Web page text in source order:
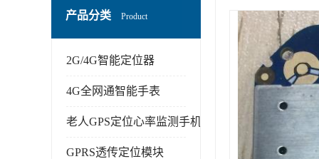
产品分类 Product
2G/4G智能定位器
4G全网通智能手表
老人GPS定位心率监测手机
GPRS透传定位模块